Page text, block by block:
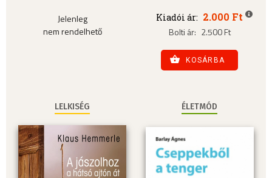
Jelenleg
nem rendelhető
Kiadói ár: 2.000 Ft
Bolti ár: 2.500 Ft
KOSÁRBA
LELKISÉG ÉLETMÓD